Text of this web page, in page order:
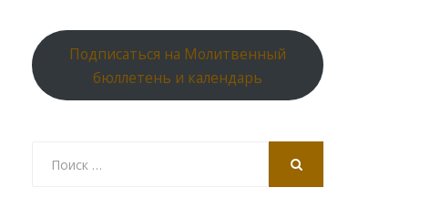
Подписаться на Молитвенный
бюллетень и календарь